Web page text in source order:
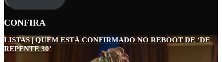
mail
CONFIRA
LISTAS | QUEM ESTÁ CONFIRMADO NO REBOOT DE ‘DE
REPENTE 30’